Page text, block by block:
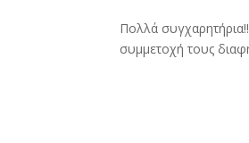
Πολλά
συμμετοχή τους